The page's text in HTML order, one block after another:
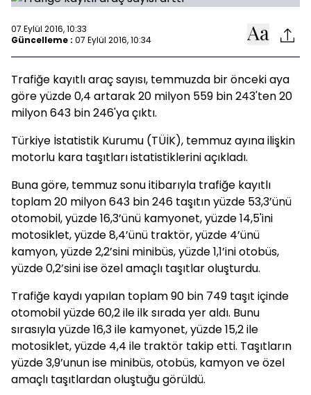
07 Eylül 2016, 10:33
Güncelleme : 07 Eylül 2016, 10:34
Trafiğe kayıtlı araç sayısı, temmuzda bir önceki aya
göre yüzde 0,4 artarak 20 milyon 559 bin 243'ten 20
milyon 643 bin 246'ya çıktı.
Türkiye İstatistik Kurumu (TÜİK), temmuz ayına ilişkin
motorlu kara taşıtları istatistiklerini açıkladı.
Buna göre, temmuz sonu itibarıyla trafiğe kayıtlı
toplam 20 milyon 643 bin 246 taşıtın yüzde 53,3’ünü
otomobil, yüzde 16,3’ünü kamyonet, yüzde 14,5'ini
motosiklet, yüzde 8,4’ünü traktör, yüzde 4’ünü
kamyon, yüzde 2,2’sini minibüs, yüzde 1,1’ini otobüs,
yüzde 0,2’sini ise özel amaçlı taşıtlar oluşturdu.
Trafiğe kaydı yapılan toplam 90 bin 749 taşıt içinde
otomobil yüzde 60,2 ile ilk sırada yer aldı. Bunu
sırasıyla yüzde 16,3 ile kamyonet, yüzde 15,2 ile
motosiklet, yüzde 4,4 ile traktör takip etti. Taşıtların
yüzde 3,9’unun ise minibüs, otobüs, kamyon ve özel
amaçlı taşıtlardan oluştuğu görüldü.